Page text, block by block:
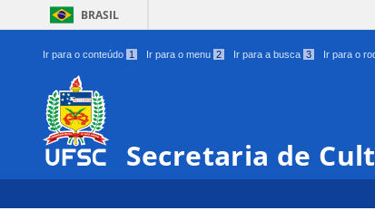
BRASIL
Ir para o conteúdo 1 Ir para o menu 2 Ir para a busca 3 Ir para o
Secretaria de